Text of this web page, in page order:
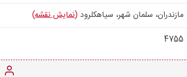
مازندران، سلمان شهر، سیاهکلرود(نمایش نقشه)
4755